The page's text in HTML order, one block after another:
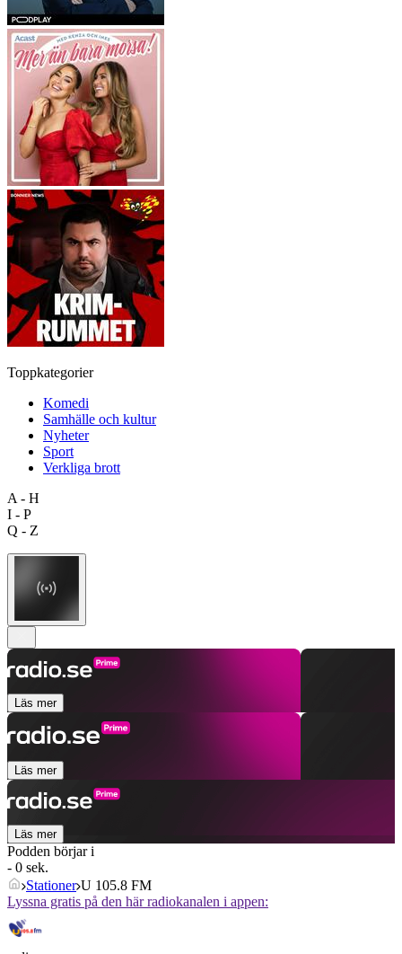
Toppkategorier
Komedi
Samhälle och kultur
Nyheter
Sport
Verkliga brott
A - H
I - P
Q - Z
Läs mer
Läs mer
Läs mer
Podden börjar i
- 0 sek.
Stationer U 105.8 FM
Lyssna gratis på den här radiokanalen i appen: